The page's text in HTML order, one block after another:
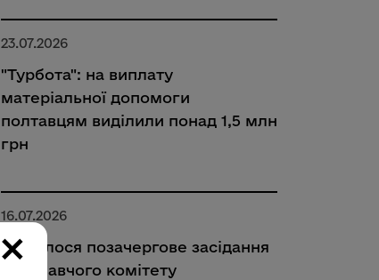
23.07.2026
"Турбота": на виплату
матеріальної допомоги
полтавцям виділили понад 1,5 млн
грн
16.07.2026
Відбулося позачергове засідання
виконавчого комітету
×